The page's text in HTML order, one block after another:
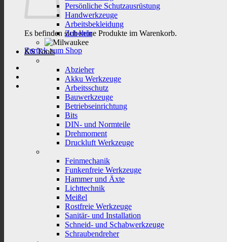
Es befinden sich keine Produkte im Warenkorb.
Zurück zum Shop
Persönliche Schutzausrüstung
Handwerkzeuge
Arbeitsbekleidung
Zubehör
KS Tools
Abzieher
Akku Werkzeuge
Arbeitsschutz
Bauwerkzeuge
Betriebseinrichtung
Bits
DIN- und Normteile
Drehmoment
Druckluft Werkzeuge
Feinmechanik
Funkenfreie Werkzeuge
Hammer und Äxte
Lichttechnik
Meißel
Rostfreie Werkzeuge
Sanitär- und Installation
Schneid- und Schabwerkzeuge
Schraubendreher